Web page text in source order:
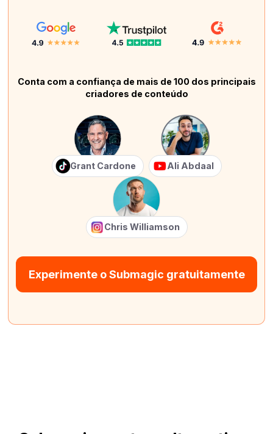
Conta com a confiança de mais de 100 dos principais
criadores de conteúdo
Grant Cardone Ali Abdaal
Chris Williamson
Experimente o Submagic gratuitamente